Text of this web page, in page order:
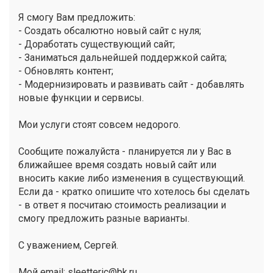
Я смогу Вам предложить:
- Создать обсалютно новый сайт с нуля;
- Доработать существующий сайт;
- Заниматься дальнейшей поддержкой сайта;
- Обновлять контент;
- Модернизировать и развивать сайт - добавлять
новые функции и сервисы.
Мои услуги стоят совсем недорого.
Сообщите пожалуйста - планируется ли у Вас в
ближайшее время создать новый сайт или
вносить какие либо изменения в существующий.
Если да - кратко опишите что хотелось бы сделать
- в ответ я посчитаю стоимость реализации и
смогу предложить разные варианты.
С уважением, Сергей.